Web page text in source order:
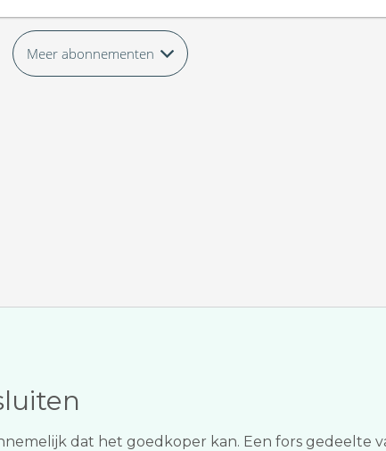
Meer abonnementen
dat het goedkoper kan. Een fors gedeelte